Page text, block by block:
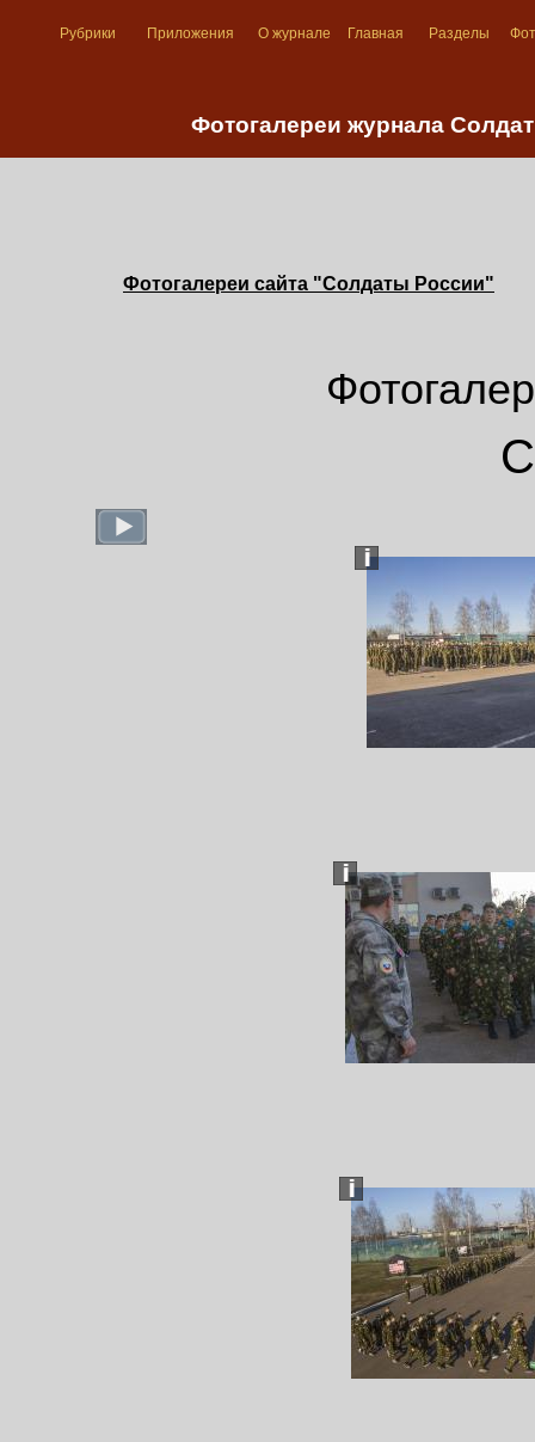
Рубрики Приложения О журнале Главная Разделы
Фотогалереи журнала
Фотогалереи сайта "Солдаты России"